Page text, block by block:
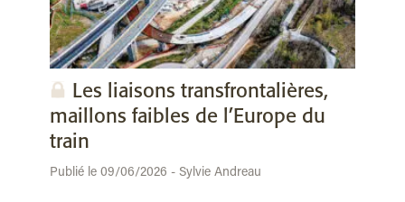
Les liaisons transfrontalières,
maillons faibles de l’Europe du
train
Publié le 09/06/2026 - Sylvie Andreau